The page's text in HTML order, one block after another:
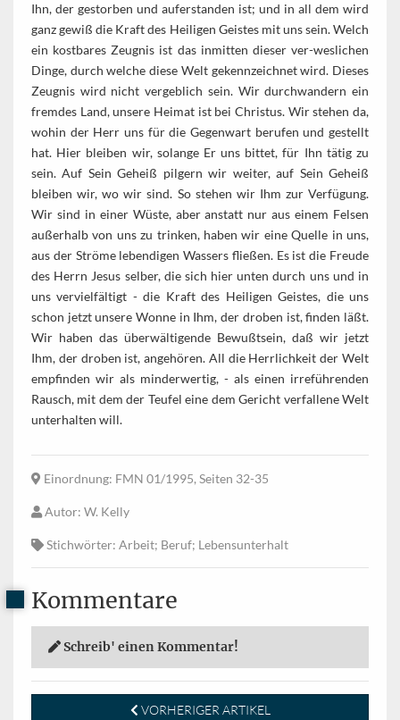
Ihn, der gestorben und auferstanden ist; und in all dem wird
ganz gewiß die Kraft des Heiligen Geistes mit uns sein. Welch
ein kostbares Zeugnis ist das inmitten dieser ver-weslichen
Dinge, durch welche diese Welt gekennzeichnet wird. Dieses
Zeugnis wird nicht vergeblich sein. Wir durchwandern ein
fremdes Land, unsere Heimat ist bei Christus. Wir stehen da,
wohin der Herr uns für die Gegenwart berufen und gestellt
hat. Hier bleiben wir, solange Er uns bittet, für Ihn tätig zu
sein. Auf Sein Geheiß pilgern wir weiter, auf Sein Geheiß
bleiben wir, wo wir sind. So stehen wir Ihm zur Verfügung.
Wir sind in einer Wüste, aber anstatt nur aus einem Felsen
außerhalb von uns zu trinken, haben wir eine Quelle in uns,
aus der Ströme lebendigen Wassers fließen. Es ist die Freude
des Herrn Jesus selber, die sich hier unten durch uns und in
uns vervielfältigt - die Kraft des Heiligen Geistes, die uns
schon jetzt unsere Wonne in Ihm, der droben ist, finden läßt.
Wir haben das überwältigende Bewußtsein, daß wir jetzt
Ihm, der droben ist, angehören. All die Herrlichkeit der Welt
empfinden wir als minderwertig, - als einen irreführenden
Rausch, mit dem der Teufel eine dem Gericht verfallene Welt
unterhalten will.
Einordnung: FMN 01/1995, Seiten 32-35
Autor: W. Kelly
Stichwörter: Arbeit; Beruf; Lebensunterhalt
Kommentare
Schreib' einen Kommentar!
VORHERIGER ARTIKEL